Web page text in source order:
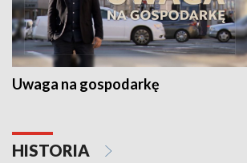
Uwaga na gospodarkę
HISTORIA